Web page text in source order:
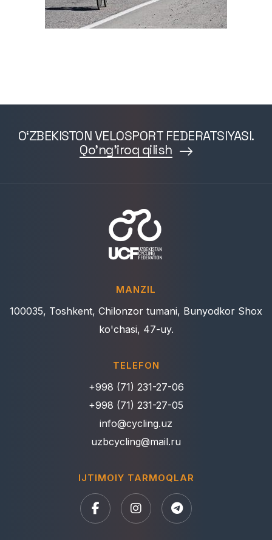
O‘ZBEKISTON VELOSPORT FEDERATSIYASI.
Qo'ng'iroq qilish
MANZIL
100035, Toshkent, Chilonzor tumani, Bunyodkor Shox
ko'chasi, 47-uy.
TELEFON
+998 (71) 231-27-06
+998 (71) 231-27-05
info@cycling.uz
uzbcycling@mail.ru
IJTIMOIY TARMOQLAR